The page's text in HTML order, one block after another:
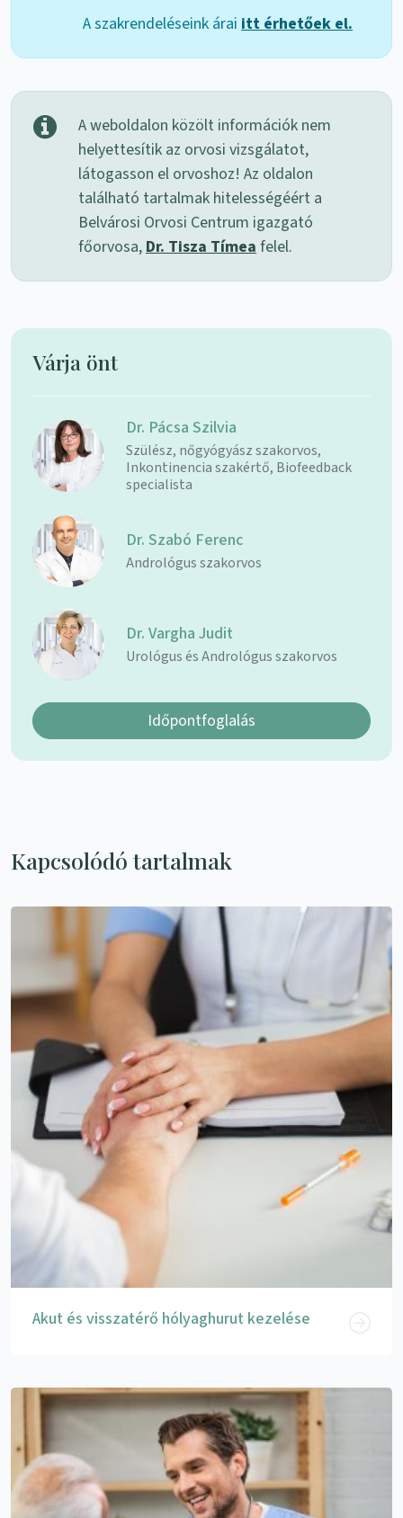
A szakrendeléseink árai itt érhetőek el.
A weboldalon közölt információk nem
helyettesítik az orvosi vizsgálatot,
látogasson el orvoshoz! Az oldalon
található tartalmak hitelességéért a
Belvárosi Orvosi Centrum igazgató
főorvosa,Dr. Tisza Tímeafelel.
Várja önt
Dr. Pácsa Szilvia
Szülész, nőgyógyász szakorvos,
Inkontinencia szakértő, Biofeedback
specialista
Dr. Szabó Ferenc
Andrológus szakorvos
Dr. Vargha Judit
Urológus és Andrológus szakorvos
Időpontfoglalás
Kapcsolódó tartalmak
Akut és visszatérő hólyaghurut kezelése